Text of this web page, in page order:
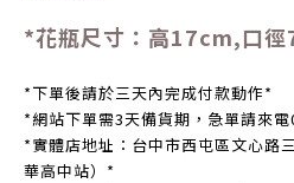
*花瓶尺寸： 高17cm,口徑
*下單後請於三天內完成付款動作*
*網站下單需3天備貨期，急單請來
*實體店地址：台中市西屯區文心路
華高中站）*